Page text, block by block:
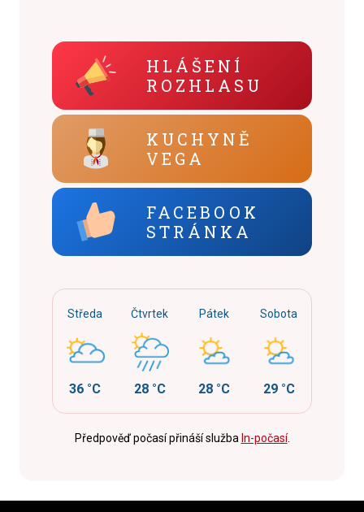
HLÁŠENÍ
ROZHLASU
KUCHYNĚ
VEGA
FACEBOOK
STRÁNKA
Středa
36 °C
Čtvrtek
28 °C
Pátek
28 °C
Sobota
29 °C
Předpověď počasí přináší služba In-počasí.